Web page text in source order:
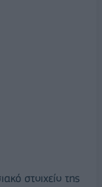
στοιχείο της